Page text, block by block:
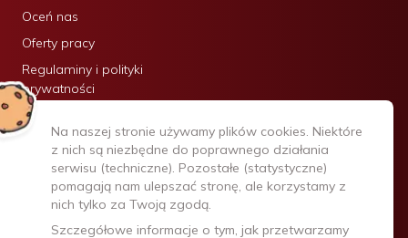
Oceń nas
Oferty pracy
Regulaminy i polityki
prywatności
Certyfikaty:
Na naszej stronie używamy plików cookies. Niektóre
z nich są niezbędne do poprawnego działania
serwisu (techniczne). Pozostałe (statystyczne)
pomagają nam ulepszać stronę, ale korzystamy z
nich tylko za Twoją zgodą.
Szczegółowe informacje o tym, jak przetwarzamy